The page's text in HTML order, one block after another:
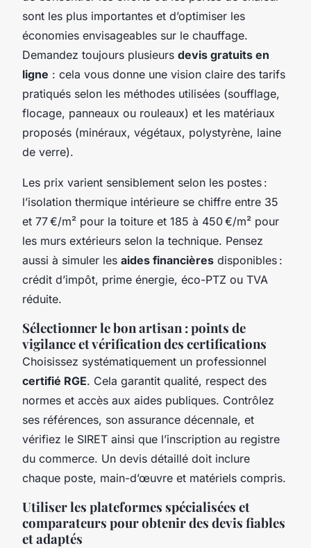
sont les plus importantes et d’optimiser les
économies envisageables sur le chauffage.
Demandez toujours plusieurs devis gratuits en
ligne : cela vous donne une vision claire des tarifs
pratiqués selon les méthodes utilisées (soufflage,
flocage, panneaux ou rouleaux) et les matériaux
proposés (minéraux, végétaux, polystyrène, laine
de verre).
Les prix varient sensiblement selon les postes :
l’isolation thermique intérieure se chiffre entre 35
et 77 €/m² pour la toiture et 185 à 450 €/m² pour
les murs extérieurs selon la technique. Pensez
aussi à simuler les aides financières disponibles :
crédit d’impôt, prime énergie, éco-PTZ ou TVA
réduite.
Sélectionner le bon artisan : points de
vigilance et vérification des certifications
Choisissez systématiquement un professionnel
certifié RGE. Cela garantit qualité, respect des
normes et accès aux aides publiques. Contrôlez
ses références, son assurance décennale, et
vérifiez le SIRET ainsi que l’inscription au registre
du commerce. Un devis détaillé doit inclure
chaque poste, main-d’œuvre et matériels compris.
Utiliser les plateformes spécialisées et
comparateurs pour obtenir des devis fiables
et adaptés